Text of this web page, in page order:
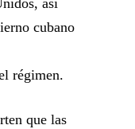
así
cubano
régimen.
que las